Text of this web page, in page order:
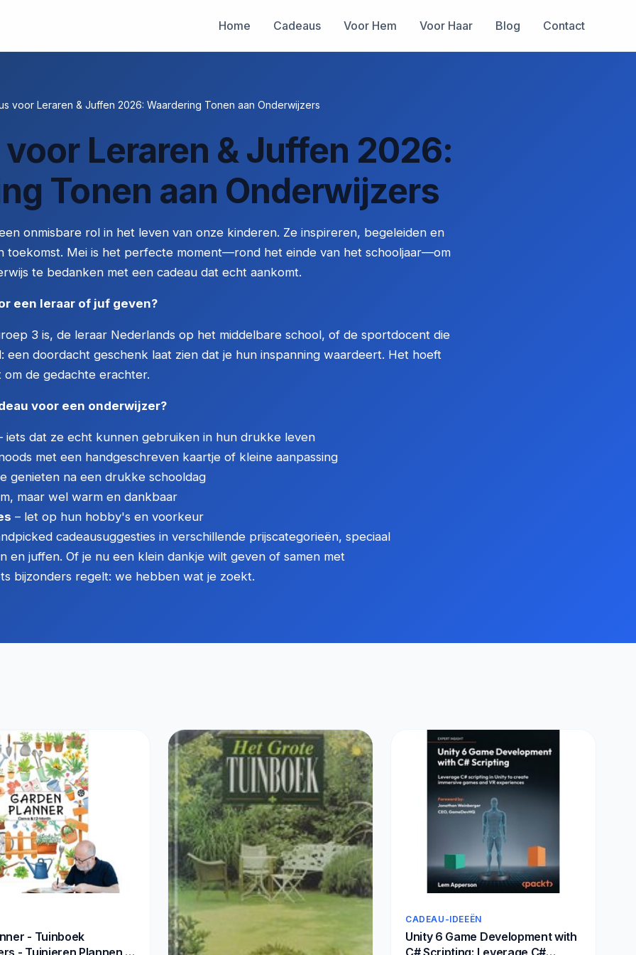
Home Cadeaus Voor Hem Voor Haar Blog Contact
voor Leraren & Juffen 2026: Waardering Tonen aan Onderwijzers
Leraren & Juffen 2026:
Tonen aan Onderwijzers
onmisbare rol in het leven van onze kinderen. Ze inspireren, begeleiden en
toekomst. Mei is het perfecte moment—rond het einde van het schooljaar—om
te bedanken met een cadeau dat echt aankomt.
een leraar of juf geven?
3 is, de leraar Nederlands op het middelbare school, of de sportdocent die
een doordacht geschenk laat zien dat je hun inspanning waardeert. Het hoeft
de gedachte erachter.
voor een onderwijzer?
iets dat ze echt kunnen gebruiken in hun drukke leven
met een handgeschreven kaartje of kleine aanpassing
genieten na een drukke schooldag
maar wel warm en dankbaar
– let op hun hobby's en voorkeur
cadeausuggesties in verschillende prijscategorieën, speciaal
en juffen. Of je nu een klein dankje wilt geven of samen met
bijzonders regelt: we hebben wat je zoekt.
- Tuinboek
CADEAU-IDEEËN
Unity 6 Game Development with